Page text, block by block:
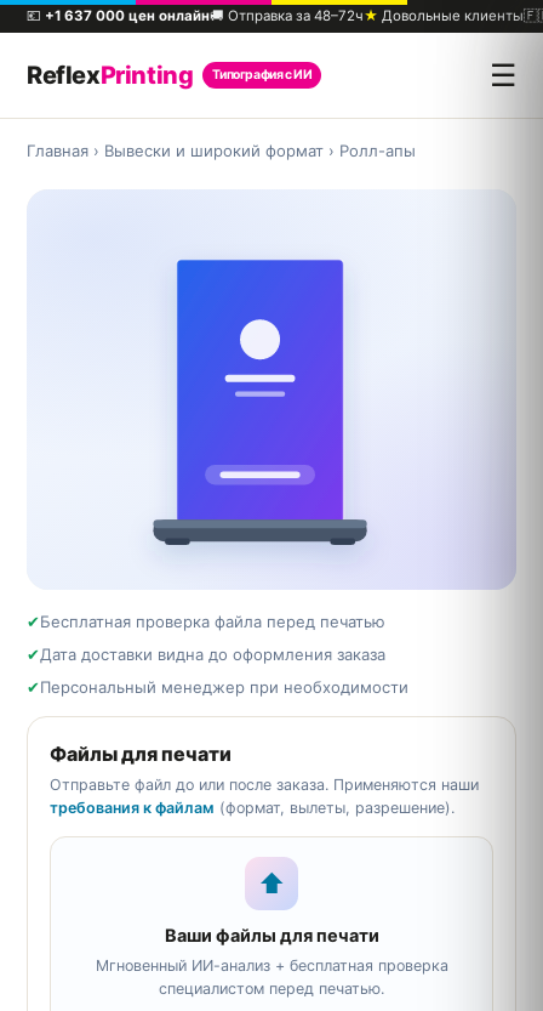
💶 +1 637 000 цен онлайн🚚 Отправка за 48–72ч★ Довольные клиенты
ReflexPrinting Типография с ИИ ☰
Главная › Вывески и широкий формат › Ролл-апы
✔Бесплатная проверка файла перед печатью
✔Дата доставки видна до оформления заказа
✔Персональный менеджер при необходимости
Файлы для печати
Отправьте файл до или после заказа. Применяются наши
требования к файлам (формат, вылеты, разрешение).
⬆
Ваши файлы для печати
Мгновенный ИИ-анализ + бесплатная проверка
специалистом перед печатью.